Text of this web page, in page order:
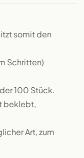
somit den
Schritten)
100 Stück.
beklebt,
Art, zum